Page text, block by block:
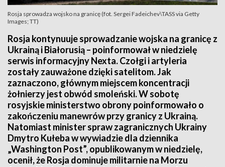
Rosja sprowadza wojsko na granicę (fot. Sergei Fadeichev\TASS via Getty
Images; TT)
Rosja kontynuuje sprowadzanie wojska na granicę z
Ukrainą i Białorusią – poinformował w niedzielę
serwis informacyjny Nexta. Czołgi i artyleria
zostały zauważone dzięki satelitom. Jak
zaznaczono, głównym miejscem koncentracji
żołnierzy jest obwód smoleński. W sobotę
rosyjskie ministerstwo obrony poinformowało o
zakończeniu manewrów przy granicy z Ukrainą.
Natomiast minister spraw zagranicznych Ukrainy
Dmytro Kułeba w wywiadzie dla dziennika
„Washington Post”, opublikowanym w niedzielę,
ocenił, że Rosja dominuje militarnie na Morzu